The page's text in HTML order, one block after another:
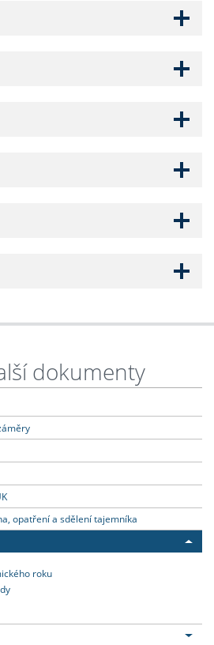
dokumenty
opatření a sdělení tajemníka
roku